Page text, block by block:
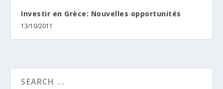
Investir en Grèce: Nouvelles opportunités
13/10/2011